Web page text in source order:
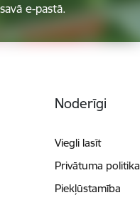
e-pastā.
Noderīgi
Viegli lasīt
Privātuma politika
Piekļūstamība